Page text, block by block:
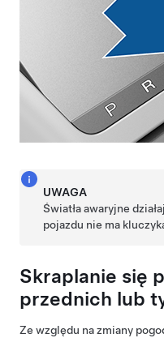
UWAGA
Światła awaryjne
pojazdu nie ma
Skraplanie się
przednich lub
Ze względu na zmiany